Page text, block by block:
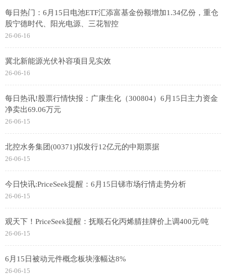
每日热门：6月15日电池ETF汇添富基金份额增加1.34亿份，重仓
股宁德时代、阳光电源、三花智控
26-06-16
冀北新能源光伏补容项目见实效
26-06-16
每日热讯!股票行情快报：广康生化（300804）6月15日主力资金
净卖出69.06万元
26-06-15
北控水务集团(00371)拟发行12亿元的中期票据
26-06-15
今日快讯:PriceSeek提醒：6月15日锑市场行情走势分析
26-06-15
观天下！PriceSeek提醒：抚顺石化丙烯腈挂牌价上调400元/吨
26-06-15
6月15日被动元件概念板块涨幅达8%
26-06-15